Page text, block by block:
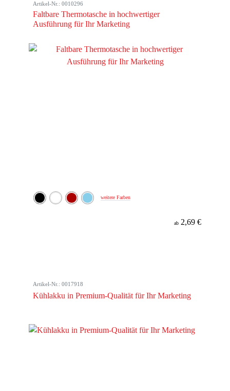
Farbe
Artikel-Nr.: 0010296
Faltbare Thermotasche in hochwertiger
Ausführung für Ihr Marketing
weitere Farben
ab 2,69 €
Artikel-Nr.: 0017918
Kühlakku in Premium-Qualität für Ihr Marketing